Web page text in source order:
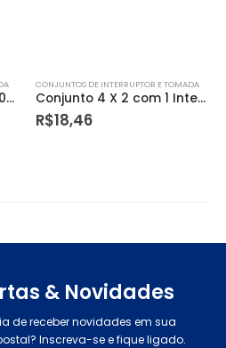
Tomada Tripla Branco 10a Liz (montada)
CONJUNTOS DE INTERRUPTOR E TOMADA
Conjunto 4 X 2 com 1 Interruptor Simples 10a 250v e 2 Tomadas 2p+t 10a 250v Lux2 Branco – Tramontina
R$18,46
& Novidades
de receber novidades em sua
Inscreva-se e fique ligado.